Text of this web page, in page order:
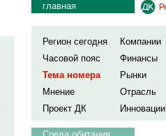
главная
Регион сегодня
Компании
Часовой пояс
Финансы
Тема номера
Рынки
Мнение
Отрасль
Проект ДК
Инновации